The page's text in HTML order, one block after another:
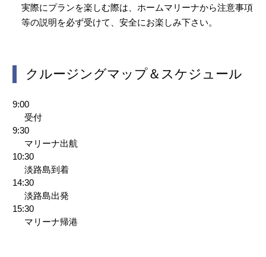
実際にプランを楽しむ際は、ホームマリーナから注意事項
等の説明を必ず受けて、安全にお楽しみ下さい。
クルージングマップ＆スケジュール
9:00
受付
9:30
マリーナ出航
10:30
淡路島到着
14:30
淡路島出発
15:30
マリーナ帰港